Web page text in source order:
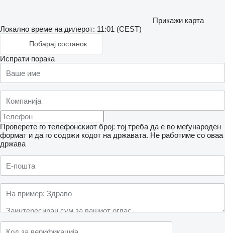
Прикажи карта
Локално време на дилерот: 11:01 (CEST)
Побарај состанок
Испрати порака
Проверете го телефонскиот број: тој треба да е во меѓународен
формат и да го содржи кодот на државата. Не работиме со оваа
држава